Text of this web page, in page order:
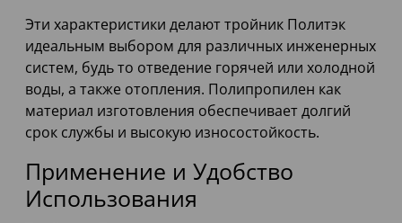
Эти характеристики делают тройник Политэк
идеальным выбором для различных инженерных
систем, будь то отведение горячей или холодной
воды, а также отопления. Полипропилен как
материал изготовления обеспечивает долгий
срок службы и высокую износостойкость.
Применение и Удобство
Использования